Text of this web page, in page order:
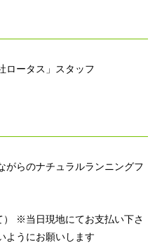
ロータス」スタッフ
がらのナチュラルランニングフ
※当日現地にてお支払い下さ
ようにお願いします